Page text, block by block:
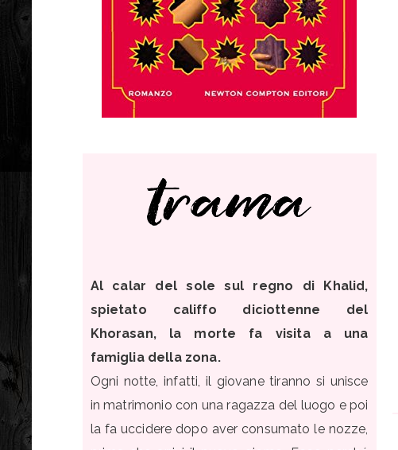
Al calar del sole sul regno di Khalid,
spietato califfo diciottenne del
Khorasan, la morte fa visita a una
famiglia della zona.
Ogni notte, infatti, il giovane tiranno si unisce
in matrimonio con una ragazza del luogo e poi
la fa uccidere dopo aver consumato le nozze,